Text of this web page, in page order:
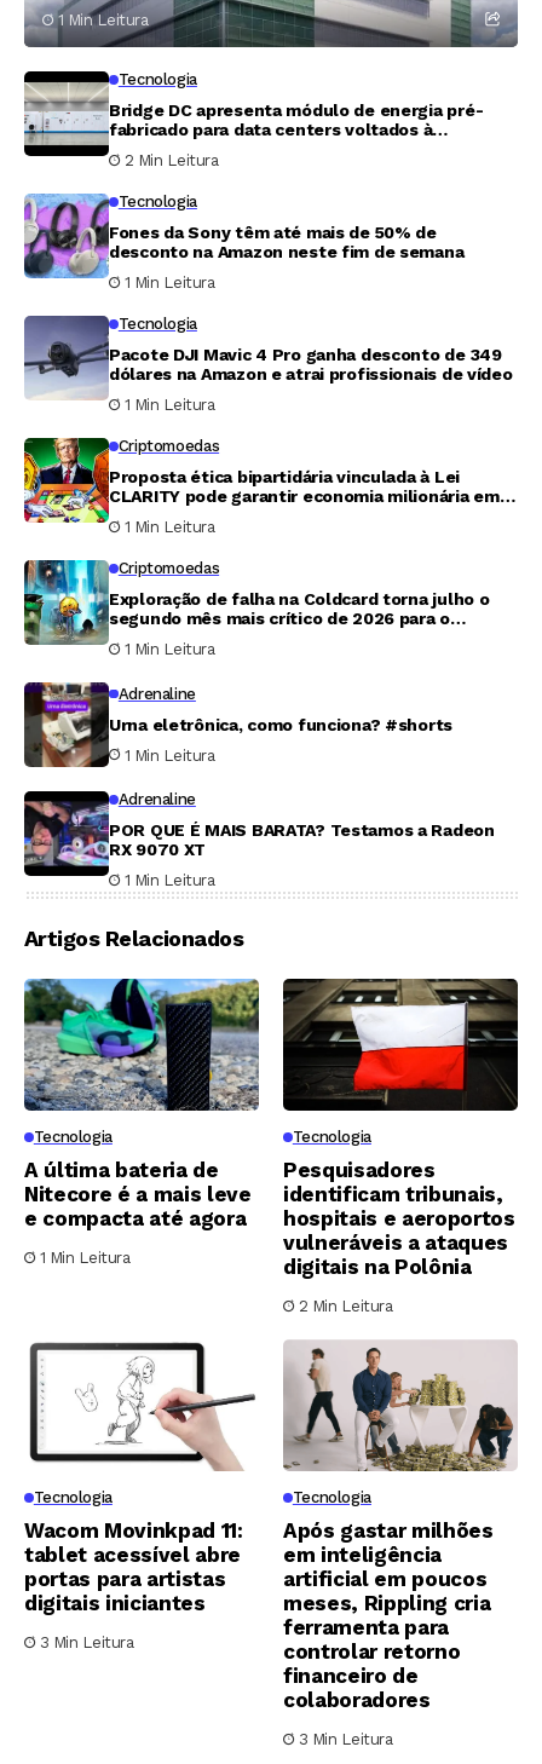
1 Min Leitura
Tecnologia
Bridge DC apresenta módulo de energia pré-
fabricado para data centers voltados à
2 Min Leitura
Tecnologia
Fones da Sony têm até mais de 50% de
desconto na Amazon neste fim de semana
1 Min Leitura
Tecnologia
Pacote DJI Mavic 4 Pro ganha desconto de 349
dólares na Amazon e atrai profissionais de vídeo
1 Min Leitura
Criptomoedas
Proposta ética bipartidária vinculada à Lei
CLARITY pode garantir economia milionária em
1 Min Leitura
Criptomoedas
Exploração de falha na Coldcard torna julho o
segundo mês mais crítico de 2026 para o
1 Min Leitura
Adrenaline
Urna eletrônica, como funciona? #shorts
1 Min Leitura
Adrenaline
POR QUE É MAIS BARATA? Testamos a Radeon
RX 9070 XT
1 Min Leitura
Artigos Relacionados
Tecnologia
A última bateria de
Nitecore é a mais leve
e compacta até agora
1 Min Leitura
Tecnologia
Pesquisadores
identificam tribunais,
hospitais e aeroportos
vulneráveis a ataques
digitais na Polônia
2 Min Leitura
Tecnologia
Wacom Movinkpad 11:
tablet acessível abre
portas para artistas
digitais iniciantes
3 Min Leitura
Tecnologia
Após gastar milhões
em inteligência
artificial em poucos
meses, Rippling cria
ferramenta para
controlar retorno
financeiro de
colaboradores
3 Min Leitura